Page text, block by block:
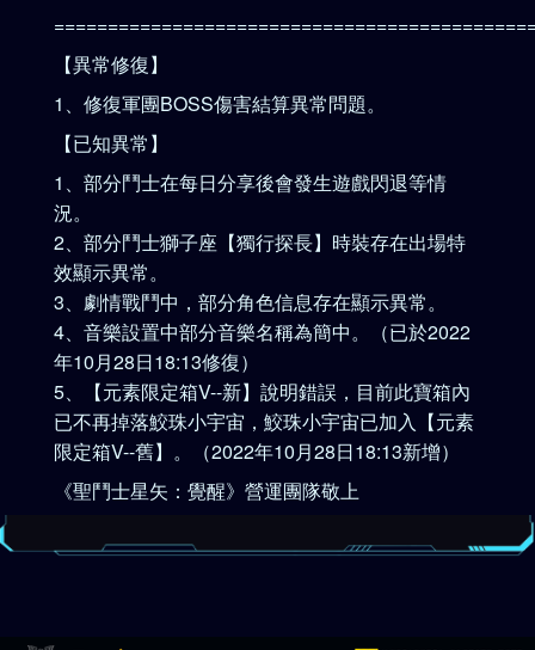
【異常修復】
1、修復軍團BOSS傷害結算異常問題。
【已知異常】
1、部分鬥士在每日分享後會發生遊戲閃退等情
況。
2、部分鬥士獅子座【獨行探長】時裝存在出場特
效顯示異常。
3、劇情戰鬥中，部分角色信息存在顯示異常。
4、音樂設置中部分音樂名稱為簡中。（已於2022
年10月28日18:13修復）
5、【元素限定箱V--新】說明錯誤，目前此寶箱內
已不再掉落鮫珠小宇宙，鮫珠小宇宙已加入【元素
限定箱V--舊】。（2022年10月28日18:13新增）
《聖鬥士星矢：覺醒》營運團隊敬上